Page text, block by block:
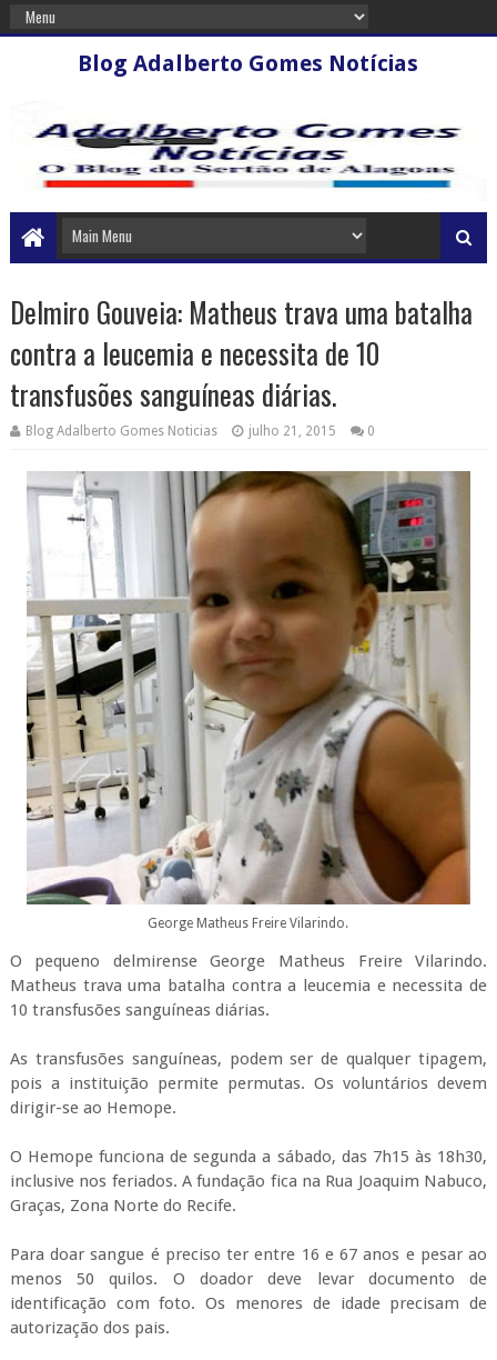
Blog Adalberto Gomes Notícias
Delmiro Gouveia: Matheus trava uma batalha
contra a leucemia e necessita de 10
transfusões sanguíneas diárias.
Blog Adalberto Gomes Noticias julho 21, 2015 0
George Matheus Freire Vilarindo.
O pequeno delmirense George Matheus Freire Vilarindo.
Matheus trava uma batalha contra a leucemia e necessita de
10 transfusões sanguíneas diárias.
As transfusões sanguíneas, podem ser de qualquer tipagem,
pois a instituição permite permutas. Os voluntários devem
dirigir-se ao Hemope.
O Hemope funciona de segunda a sábado, das 7h15 às 18h30,
inclusive nos feriados. A fundação fica na Rua Joaquim Nabuco,
Graças, Zona Norte do Recife.
Para doar sangue é preciso ter entre 16 e 67 anos e pesar ao
menos 50 quilos. O doador deve levar documento de
identificação com foto. Os menores de idade precisam de
autorização dos pais.